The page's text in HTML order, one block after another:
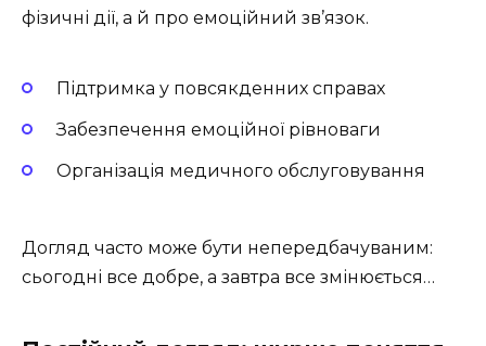
фізичні дії, а й про емоційний зв’язок.
Підтримка у повсякденних справах
Забезпечення емоційної рівноваги
Організація медичного обслуговування
Догляд часто може бути непередбачуваним:
сьогодні все добре, а завтра все змінюється…